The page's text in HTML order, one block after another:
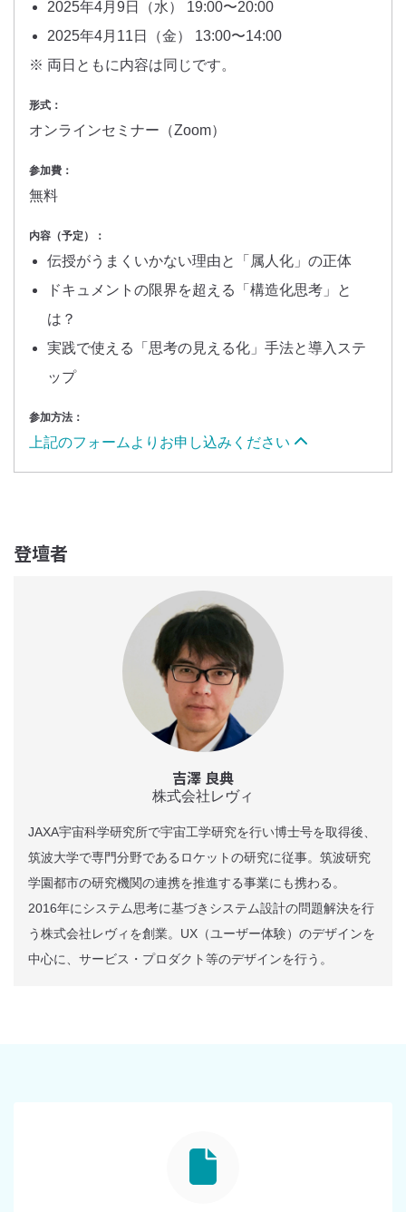
2025年4月9日（水） 19:00〜20:00
2025年4月11日（金） 13:00〜14:00
※ 両日ともに内容は同じです。
形式：
オンラインセミナー（Zoom）
参加費：
無料
内容（予定）：
伝授がうまくいかない理由と「属人化」の正体
ドキュメントの限界を超える「構造化思考」と
は？
実践で使える「思考の見える化」手法と導入ステ
ップ
参加方法：
上記のフォームよりお申し込みください
登壇者
吉澤 良典
株式会社レヴィ
JAXA宇宙科学研究所で宇宙工学研究を行い博士号を取得後、
筑波大学で専門分野であるロケットの研究に従事。筑波研究
学園都市の研究機関の連携を推進する事業にも携わる。
2016年にシステム思考に基づきシステム設計の問題解決を行
う株式会社レヴィを創業。UX（ユーザー体験）のデザインを
中心に、サービス・プロダクト等のデザインを行う。